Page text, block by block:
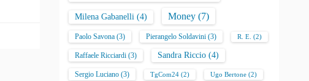
Milena Gabanelli (4) Money (7)
Paolo Savona (3) Pierangelo Soldavini (3) R. E. (2)
Raffaele Ricciardi (3) Sandra Riccio (4)
Sergio Luciano (3) TgCom24 (2) Ugo Bertone (2)